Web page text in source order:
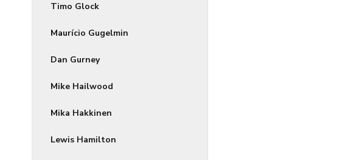
Timo Glock
Maurício Gugelmin
Dan Gurney
Mike Hailwood
Mika Hakkinen
Lewis Hamilton